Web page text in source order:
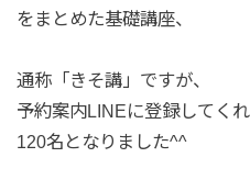
をまとめた基礎講座、
通称「きそ講」ですが、
予約案内LINEに登録してくれ
120名となりました^^